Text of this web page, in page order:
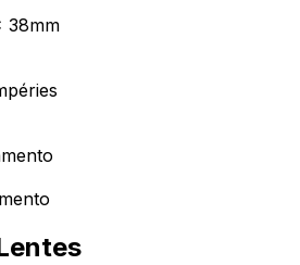
38mm